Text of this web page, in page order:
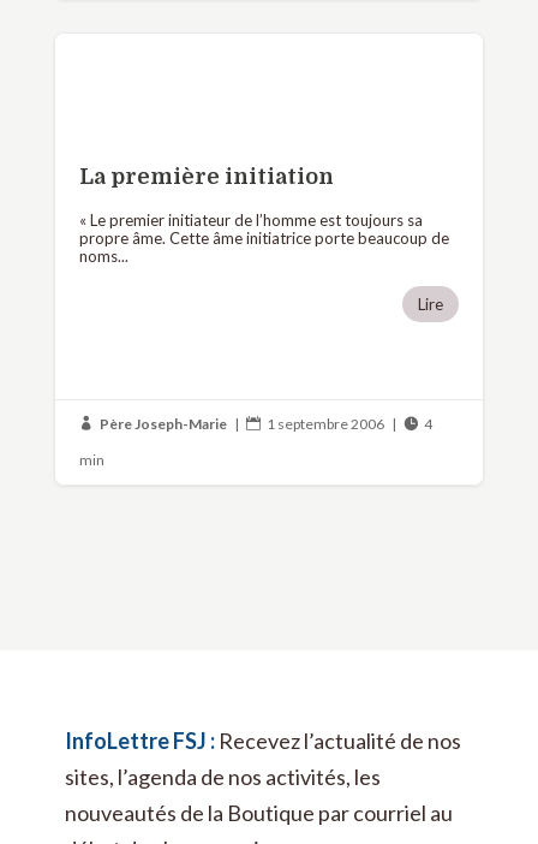
La première initiation
« Le premier initiateur de l’homme est toujours sa
propre âme. Cette âme initiatrice porte beaucoup de
noms...
Lire
 Père Joseph-Marie |  1 septembre 2006 |  4
min
InfoLettre FSJ : Recevez l’actualité de nos
sites, l’agenda de nos activités, les
nouveautés de la Boutique par courriel au